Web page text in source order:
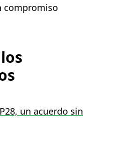
compromiso
un acuerdo sin